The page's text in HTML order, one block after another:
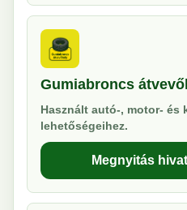
Gumiabroncs
Használt autó-, motor- és
lehetőségeihez.
Megnyitás